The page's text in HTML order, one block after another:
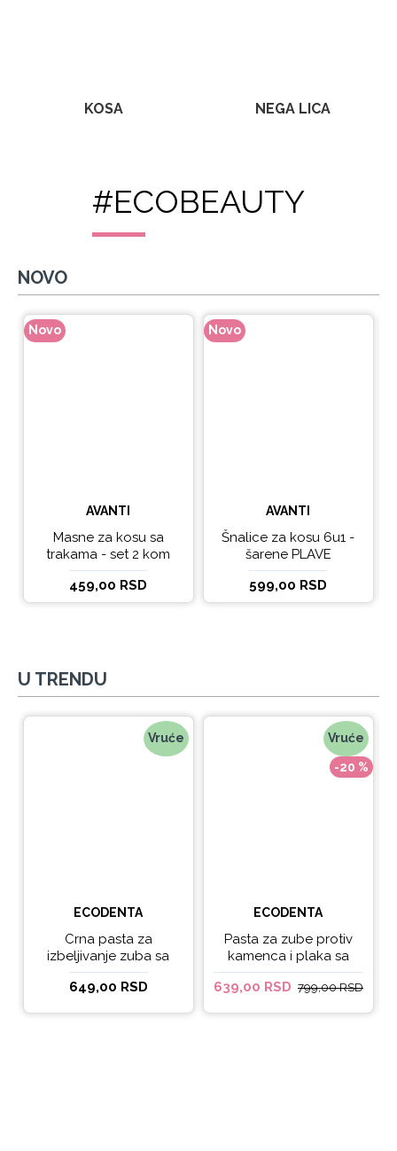
KOSA NEGA LICA
#ECOBEAUTY
NOVO
Novo
AVANTI
Masne za kosu sa
trakama - set 2 kom
459,00 RSD
Novo
AVANTI
Šnalice za kosu 6u1 -
šarene PLAVE
599,00 RSD
U TRENDU
Vruće
ECODENTA
Crna pasta za
izbeljivanje zuba sa
ukusom narandže
Ecodenta 100 ml
649,00 RSD
Vruće
-20 %
ECODENTA
Pasta za zube protiv
kamenca i plaka sa
kokosovim uljem
Ecodenta ORGANIC
639,00 RSD 799,00 RSD